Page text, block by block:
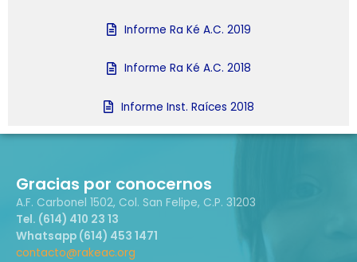
Informe Ra Ké A.C. 2019
Informe Ra Ké A.C. 2018
Informe Inst. Raíces 2018
Gracias por conocernos
A.F. Carbonel 1502, Col. San Felipe, C.P. 31203
Tel. (614) 410 23 13
Whatsapp (614) 453 1471
contacto@rakeac.org